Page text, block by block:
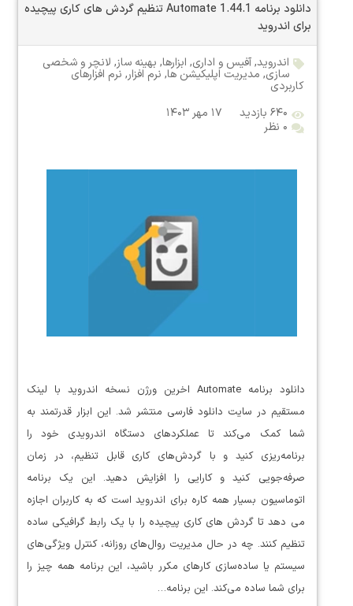
دانلود برنامه Automate 1.44.1 تنظیم گردش های کاری پیچیده
برای اندروید
اندروید,آفیس و اداری, ابزارها, بهینه ساز, لانچر و شخصی
سازی, مدیریت اپلیکیشن ها, نرم افزار, نرم افزارهای
کاربردی
۶۴۰ بازدید
۱۷ مهر ۱۴۰۳
۰ نظر
دانلود برنامه Automate اخرین ورژن نسخه اندروید با لینک
مستقیم در سایت دانلود فارسی منتشر شد. این ابزار قدرتمند به
شما کمک می‌کند تا عملکردهای دستگاه اندرویدی خود را
برنامه‌ریزی کنید و با گردش‌های کاری قابل تنظیم، در زمان
صرفه‌جویی کنید و کارایی را افزایش دهید. این یک برنامه
اتوماسیون بسیار همه کاره برای اندروید است که به کاربران اجازه
می دهد تا گردش های کاری پیچیده را با یک رابط گرافیکی ساده
تنظیم کنند. چه در حال مدیریت روال‌های روزانه، کنترل ویژگی‌های
سیستم یا ساده‌سازی کارهای مکرر باشید، این برنامه همه چیز را
برای شما ساده می‌کند. این برنامه…